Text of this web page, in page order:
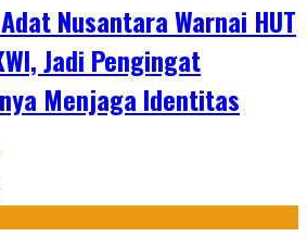
Nusantara Warnai HUT
Jadi Pengingat
Menjaga Identitas